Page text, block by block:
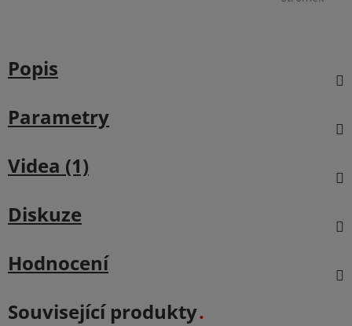
Popis
Parametry
Videa (1)
Diskuze
Hodnocení
Související produkty